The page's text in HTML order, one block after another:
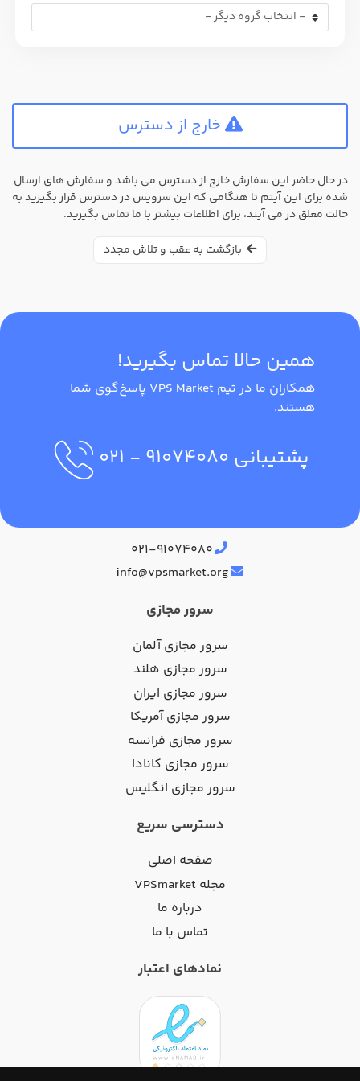
خارج از دسترس
در حال حاضر این سفارش خارج از دسترس می باشد و سفارش های ارسال
شده برای این آیتم تا هنگامی که این سرویس در دسترس قرار بگیرید به
حالت معلق در می آیند، برای اطلاعات بیشتر با ما تماس بگیرید.
بازگشت به عقب و تلاش مجدد
همین حالا تماس بگیرید!
همکاران ما در تیم VPS Market پاسخ‌گوی شما
هستند.
پشتیبانی ۹۱۰۷۴۰۸۰ - ۰۲۱
۰۲۱-۹۱۰۷۴۰۸۰
info@vpsmarket.org
سرور مجازی
سرور مجازی آلمان
سرور مجازی هلند
سرور مجازی ایران
سرور مجازی آمریکا
سرور مجازی فرانسه
سرور مجازی کانادا
سرور مجازی انگلیس
دسترسی سریع
صفحه اصلی
مجله VPSmarket
درباره ما
تماس با ما
نمادهای اعتبار